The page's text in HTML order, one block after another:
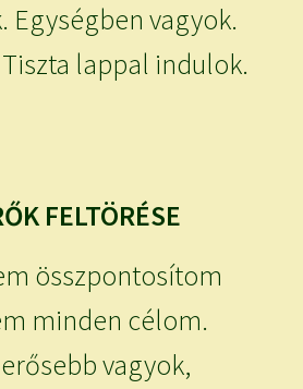
Egységben vagyok.
lappal indulok.
FELTÖRÉSE
összpontosítom
minden célom.
vagyok,